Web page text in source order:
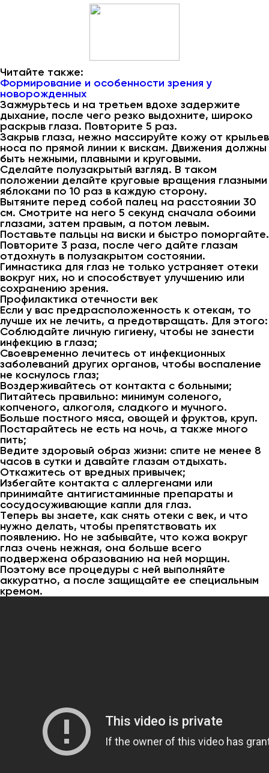
Читайте также:
Формирование и особенности зрения у
новорожденных
Зажмурьтесь и на третьем вдохе задержите
дыхание, после чего резко выдохните, широко
раскрыв глаза. Повторите 5 раз.
Закрыв глаза, нежно массируйте кожу от крыльев
носа по прямой линии к вискам. Движения должны
быть нежными, плавными и круговыми.
Сделайте полузакрытый взгляд. В таком
положении делайте круговые вращения глазными
яблоками по 10 раз в каждую сторону.
Вытяните перед собой палец на расстоянии 30
см. Смотрите на него 5 секунд сначала обоими
глазами, затем правым, а потом левым.
Поставьте пальцы на виски и быстро поморгайте.
Повторите 3 раза, после чего дайте глазам
отдохнуть в полузакрытом состоянии.
Гимнастика для глаз не только устраняет отеки
вокруг них, но и способствует улучшению или
сохранению зрения.
Профилактика отечности век
Если у вас предрасположенность к отекам, то
лучше их не лечить, а предотвращать. Для этого:
Соблюдайте личную гигиену, чтобы не занести
инфекцию в глаза;
Своевременно лечитесь от инфекционных
заболеваний других органов, чтобы воспаление
не коснулось глаз;
Воздерживайтесь от контакта с больными;
Питайтесь правильно: минимум соленого,
копченого, алкоголя, сладкого и мучного.
Больше постного мяса, овощей и фруктов, круп.
Постарайтесь не есть на ночь, а также много
пить;
Ведите здоровый образ жизни: спите не менее 8
часов в сутки и давайте глазам отдыхать.
Откажитесь от вредных привычек;
Избегайте контакта с аллергенами или
принимайте антигистаминные препараты и
сосудосуживающие капли для глаз.
Теперь вы знаете, как снять отеки с век, и что
нужно делать, чтобы препятствовать их
появлению. Но не забывайте, что кожа вокруг
глаз очень нежная, она больше всего
подвержена образованию на ней морщин.
Поэтому все процедуры с ней выполняйте
аккуратно, а после защищайте ее специальным
кремом.